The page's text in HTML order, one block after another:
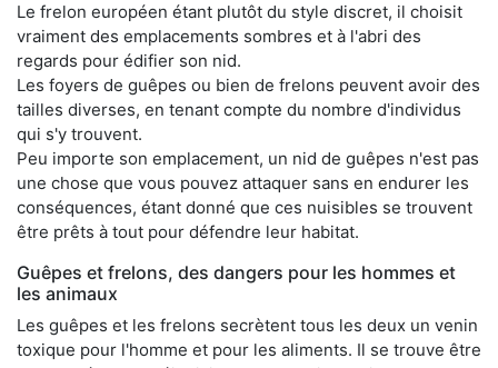
Le frelon européen étant plutôt du style discret, il choisit
vraiment des emplacements sombres et à l'abri des
regards pour édifier son nid.
Les foyers de guêpes ou bien de frelons peuvent avoir des
tailles diverses, en tenant compte du nombre d'individus
qui s'y trouvent.
Peu importe son emplacement, un nid de guêpes n'est pas
une chose que vous pouvez attaquer sans en endurer les
conséquences, étant donné que ces nuisibles se trouvent
être prêts à tout pour défendre leur habitat.
Guêpes et frelons, des dangers pour les hommes et
les animaux
Les guêpes et les frelons secrètent tous les deux un venin
toxique pour l'homme et pour les aliments. Il se trouve être